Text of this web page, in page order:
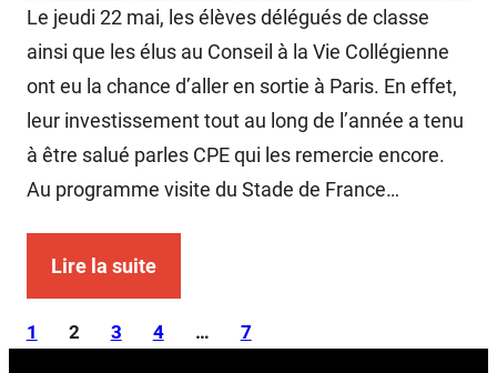
Le jeudi 22 mai, les élèves délégués de classe
ainsi que les élus au Conseil à la Vie Collégienne
ont eu la chance d’aller en sortie à Paris. En effet,
leur investissement tout au long de l’année a tenu
à être salué parles CPE qui les remercie encore.
Au programme visite du Stade de France…
Lire la suite
1 2 3 4 … 7